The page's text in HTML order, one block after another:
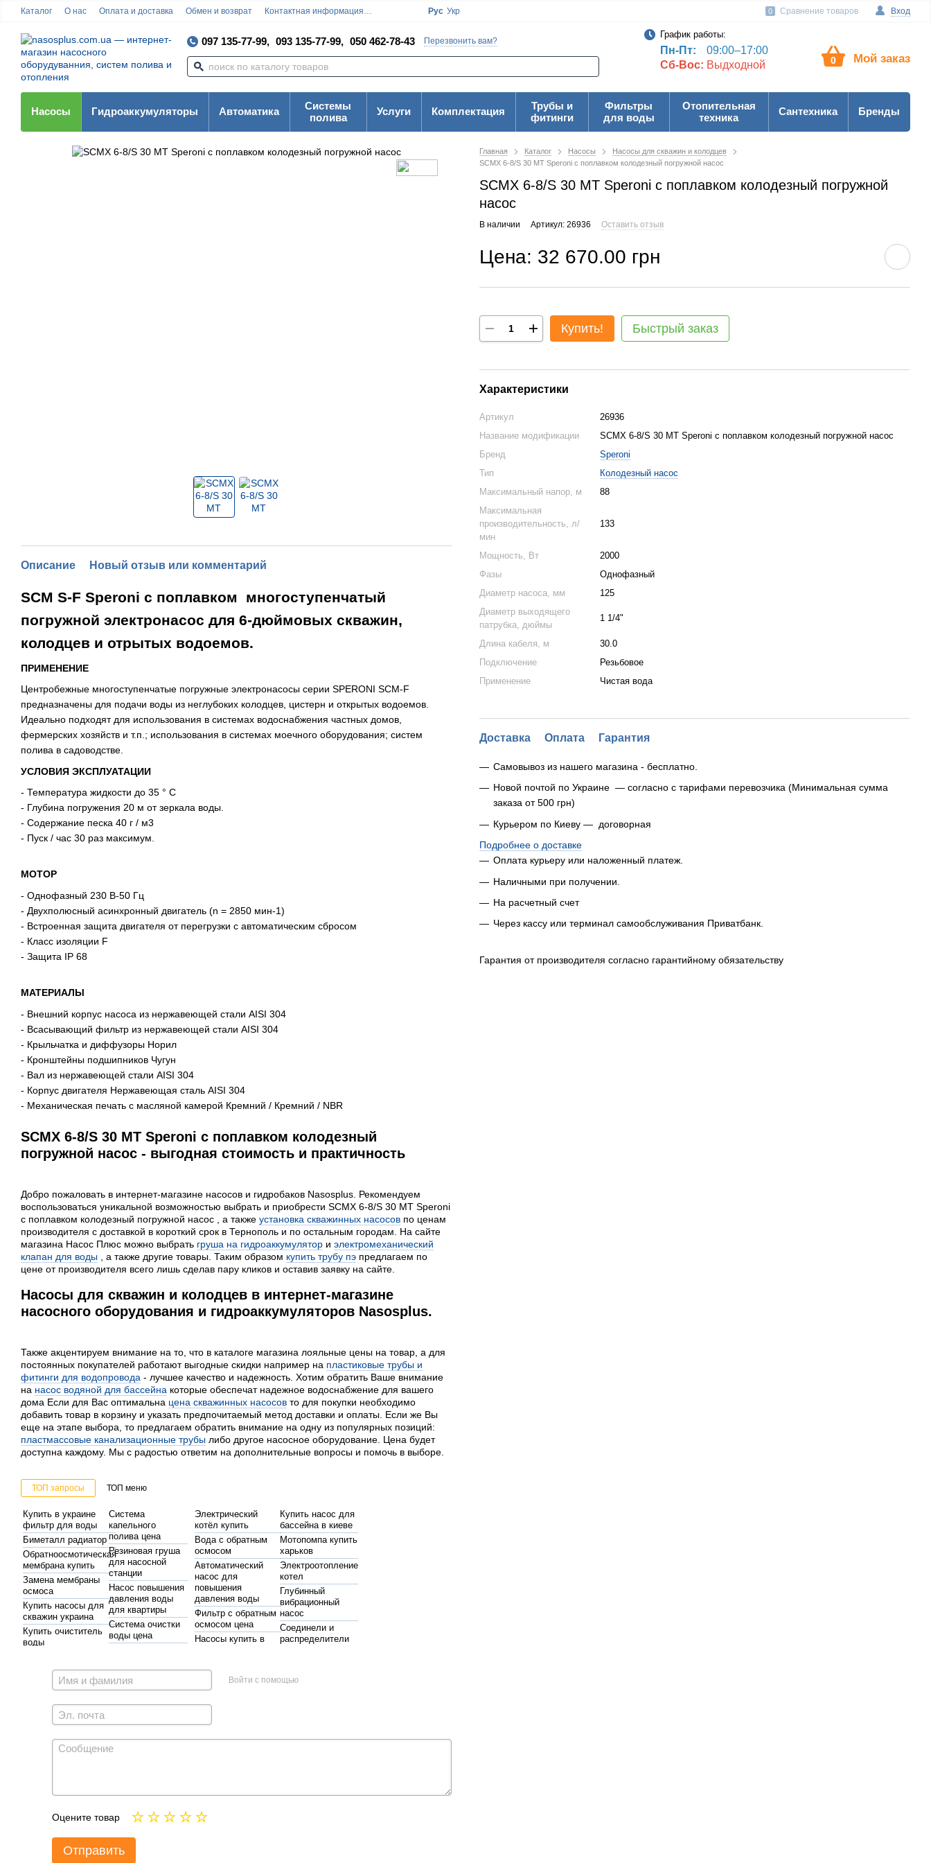
Каталог О нас Оплата и доставка Обмен и возврат Контактная информация Пользовательское соглашение Вход
0 Сравнение товаров
Рус Укр
097 135-77-99, 093 135-77-99, 050 462-78-43 Перезвонить вам?
График работы:
Пн-Пт:
09:00–17:00
Сб-Вос: Выдходной 0 Мой заказ
Насосы Гидроаккумуляторы Автоматика
Системы
полива
Услуги Комплектация
Трубы и
фитинги
Фильтры
для воды
Отопительная
техника
Сантехника Бренды
Описание Новый отзыв или комментарий
SCM S-F Speroni с поплавком
многоступенчатый
погружной электронасос для 6-дюймовых скважин,
колодцев и отрытых водоемов.
ПРИМЕНЕНИЕ
Центробежные многоступенчатые погружные электронасосы серии SPERONI SCM-F
предназначены для подачи воды из неглубоких колодцев, цистерн и открытых водоемов.
Идеально подходят для использования в системах водоснабжения частных домов,
фермерских хозяйств и т.п.; использования в системах моечного оборудования; систем
полива в садоводстве.
УСЛОВИЯ ЭКСПЛУАТАЦИИ
- Температура жидкости до 35 ° C
- Глубина погружения 20 м от зеркала воды.
- Содержание песка 40 г / м3
- Пуск / час 30 раз максимум.
МОТОР
- Однофазный 230 В-50 Гц
- Двухполюсный асинхронный двигатель (n = 2850 мин-1)
- Встроенная защита двигателя от перегрузки с автоматическим сбросом
- Класс изоляции F
- Защита IP 68
МАТЕРИАЛЫ
- Внешний корпус насоса из нержавеющей стали AISI 304
- Всасывающий фильтр из нержавеющей стали AISI 304
- Крыльчатка и диффузоры Норил
- Кронштейны подшипников Чугун
- Вал из нержавеющей стали AISI 304
- Корпус двигателя Нержавеющая сталь AISI 304
- Механическая печать с масляной камерой Кремний / Кремний / NBR
SCMX 6-8/S 30 MT Speroni с поплавком колодезный
погружной насос - выгодная стоимость и практичность
Добро пожаловать в интернет-магазине насосов и гидробаков Nasosplus. Рекомендуем
воспользоваться уникальной возможностью выбрать и приобрести SCMX 6-8/S 30 MT Speroni
с поплавком колодезный погружной насос , а также установка скважинных насосов по ценам
производителя с доставкой в короткий срок в Тернополь и по остальным городам. На сайте
магазина Насос Плюс можно выбрать груша на гидроаккумулятор и электромеханический
клапан для воды , а также другие товары. Таким образом купить трубу пэ предлагаем по
цене от производителя всего лишь сделав пару кликов и оставив заявку на сайте.
Насосы для скважин и колодцев в интернет-магазине
насосного оборудования и гидроаккумуляторов Nasosplus.
Также акцентируем внимание на то, что в каталоге магазина лояльные цены на товар, а для
постоянных покупателей работают выгодные скидки например на пластиковые трубы и
фитинги для водопровода - лучшее качество и надежность. Хотим обратить Ваше внимание
на насос водяной для бассейна которые обеспечат надежное водоснабжение для вашего
дома Если для Вас оптимальна цена скважинных насосов то для покупки необходимо
добавить товар в корзину и указать предпочитаемый метод доставки и оплаты. Если же Вы
еще на этапе выбора, то предлагаем обратить внимание на одну из популярных позиций:
пластмассовые канализационные трубы либо другое насосное оборудование. Цена будет
доступна каждому. Мы с радостью ответим на дополнительные вопросы и помочь в выборе.
ТОП запросы ТОП меню
Купить в украине
фильтр для воды
Биметалл радиатор
Обратноосмотическая
мембрана купить
Замена мембраны
осмоса
Купить насосы для
скважин украина
Купить очиститель
воды
для умягчения воды
Купить шаровый кран
Система
капельного
полива цена
Резиновая груша
для насосной
станции
Насос повышения
давления воды
для квартиры
Система очистки
воды цена
отопления купить
Картридж для
насосы цена
Электромагнитный
клапан купить
Электрический
котёл купить
Вода с обратным
осмосом
Автоматический
насос для
повышения
давления воды
Фильтр с обратным
осмосом цена
Насосы купить в
гидроаккумуляторов
оптима
Защита сухого хода
Купить насос для
бассейна в киеве
Мотопомпа купить
харьков
Электроотопление
котел
Глубинный
вибрационный
насос
Соединели и
распределители
котел в квартире
украина
Насосная станция
для канализации
Гидроаккумулятор
киев цена
гидроаккумуляторы
автоматика для насосов
системы полива
обслуживание насосов
купить фитинги
Насос для узкой скважины
Промышленные насосы
Вихревой насос
Самовсасывающие насосы
КНС
Войти с помощью
Оцените товар
Отправить
Главная Каталог Насосы
Насосы для скважин и колодцев
SCMX 6-8/S 30 MT Speroni с поплавком колодезный погружной насос
SCMX 6-8/S 30 MT Speroni с поплавком колодезный погружной
насос
В наличии Артикул: 26936 Оставить отзыв
Цена: 32 670.00 грн
Купить! Быстрый заказ
Характеристики
Артикул
26936
Название модификации
SCMX 6-8/S 30 MT Speroni с поплавком колодезный погружной насос
Бренд
Speroni
Тип
Колодезный насос
Максимальный напор, м
88
Максимальная
производительность, л/
мин
133
Мощность, Вт
2000
Фазы
Однофазный
Диаметр насоса, мм
125
Диаметр выходящего
патрубка, дюймы
1 1/4"
Длина кабеля, м
30.0
Подключение
Резьбовое
Применение
Чистая вода
Доставка Оплата Гарантия
Самовывоз из нашего магазина - бесплатно.
Новой почтой по Украине — согласно с тарифами перевозчика (Минимальная сумма
заказа от 500 грн)
Курьером по Киеву — договорная
Подробнее о доставке
Оплата курьеру или наложенный платеж.
Наличными при получении.
На расчетный счет
Через кассу или терминал самообслуживания Приватбанк.
Гарантия от производителя согласно гарантийному обязательству